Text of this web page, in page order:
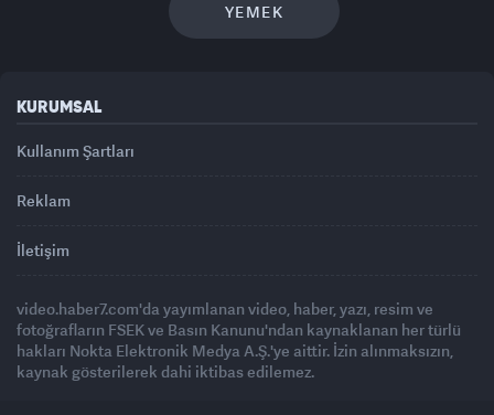
YEMEK
KURUMSAL
Kullanım Şartları
Reklam
İletişim
video.haber7.com'da yayımlanan video, haber, yazı, resim ve
fotoğrafların FSEK ve Basın Kanunu'ndan kaynaklanan her türlü
hakları Nokta Elektronik Medya A.Ş.'ye aittir. İzin alınmaksızın,
kaynak gösterilerek dahi iktibas edilemez.